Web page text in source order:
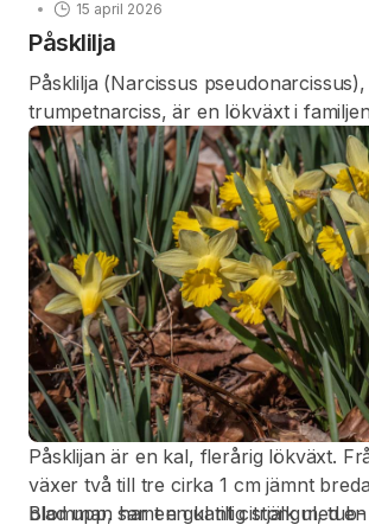
15 april 2026
Påsklilja
Påsklilja (Narcissus pseudonarcissus),
trumpetnarciss, är en lökväxt i familjen
amaryllisväxter.
Påsklijan är en kal, flerårig lökväxt.
växer två till tre cirka 1 cm jämnt
blad upp, samt en kantig stjälk med
Blomman har en gul till citrongul,